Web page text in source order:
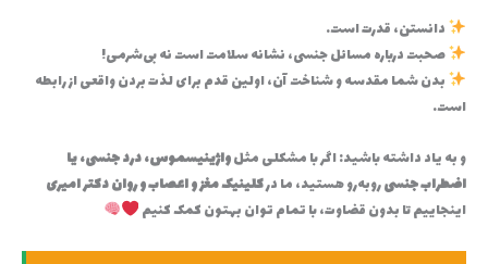
دانستن، قدرت است.
صحبت درباره مسائل جنسی، نشانه سلامت است نه بی‌شرمی!
بدن شما مقدسه و شناخت آن، اولین قدم برای لذت بردن واقعی از رابطه
است.
و به یاد داشته باشید: اگر با مشکلی مثلواژینیسموس، درد جنسی، یا
اضطراب جنسیروبه‌رو هستید، ما درکلینیک مغز و اعصاب و روان دکتر امیری
اینجاییم تا بدون قضاوت، با تمام توان بهتون کمک کنیم